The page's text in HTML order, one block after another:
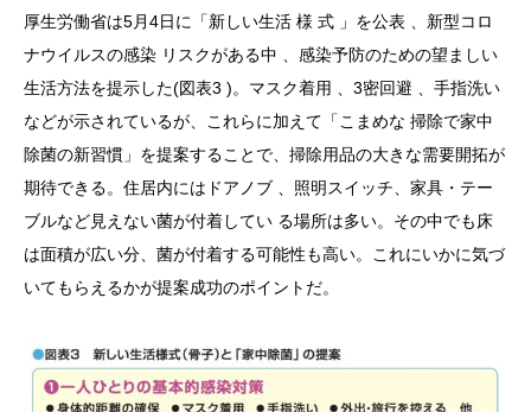
厚生労働省は5月4日に「新しい生活 様 式 」を公表 、新型コロ
ナウイルスの感染 リスクがある中 、感染予防のための望ましい
生活方法を提示した(図表3 )。マスク着用 、3密回避 、手指洗い
などが示されているが、これらに加えて「こまめな 掃除で家中
除菌の新習慣」を提案することで、掃除用品の大きな需要開拓が
期待できる。住居内にはドアノブ 、照明スイッチ、家具・テー
ブルなど見えない菌が付着してい る場所は多い。その中でも床
は面積が広い分、菌が付着する可能性も高い。これにいかに気づ
いてもらえるかが提案成功のポイントだ。